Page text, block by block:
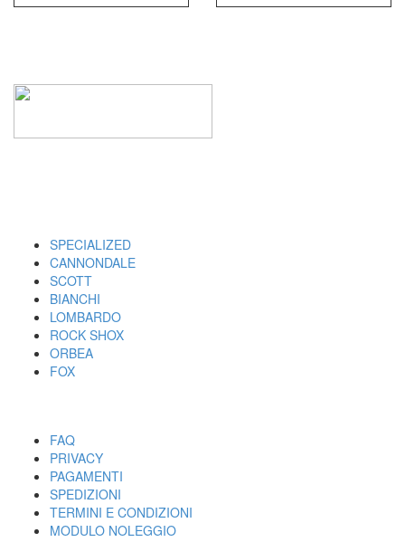
SPECIALIZED
CANNONDALE
SCOTT
BIANCHI
LOMBARDO
ROCK SHOX
ORBEA
FOX
FAQ
PRIVACY
PAGAMENTI
SPEDIZIONI
TERMINI E CONDIZIONI
MODULO NOLEGGIO